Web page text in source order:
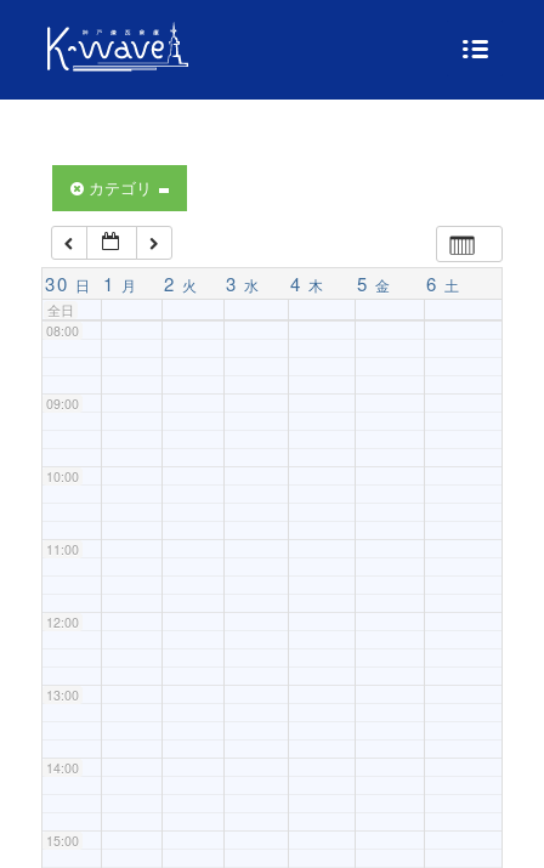
カテゴリ
30 日 1 月 2 火 3 水 4 木 5 金 6 土
全日
04:00
06:00
07:00
08:00
09:00
10:00
11:00
12:00
13:00
14:00
15:00